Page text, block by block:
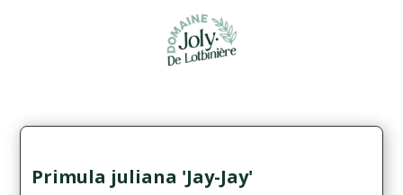
Primula juliana 'Jay-Jay'